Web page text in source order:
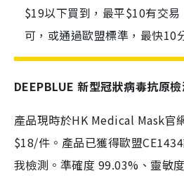
$19以下買到，最平$10有交
可，或通過歐盟標準，最快10
DEEPBLUE 新型冠狀病毒抗原
產品現時於HK Medical Mask官
$18/件。產品已獲得歐盟
我檢測。準確度 99.03%、靈敏